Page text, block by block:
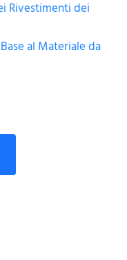
Rivestimenti dei
al Materiale da